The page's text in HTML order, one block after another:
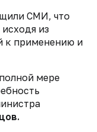
СМИ, что
из
к применению и
мере